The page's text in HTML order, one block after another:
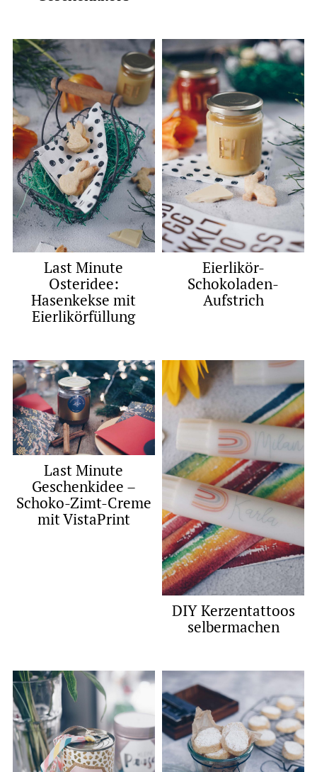
Last Minute
Osteridee:
Hasenkekse mit
Eierlikörfüllung
Eierlikör-
Schokoladen-
Aufstrich
Last Minute
Geschenkidee –
Schoko-Zimt-Creme
mit VistaPrint
DIY Kerzentattoos
selbermachen